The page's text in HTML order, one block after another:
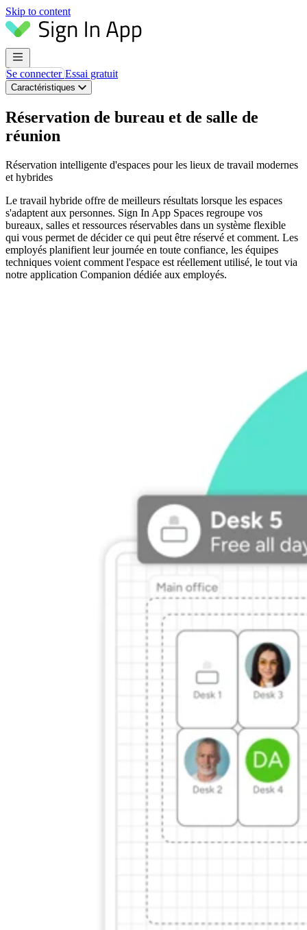
Skip to content
Se connecterEssai gratuit
Caractéristiques
Réservation de bureau et de salle de
réunion
Réservation intelligente d'espaces pour les lieux de travail modernes
et hybrides
Le travail hybride offre de meilleurs résultats lorsque les espaces
s'adaptent aux personnes. Sign In App Spaces regroupe vos
bureaux, salles et ressources réservables dans un système flexible
qui vous permet de décider ce qui peut être réservé et comment. Les
employés planifient leur journée en toute confiance, les équipes
techniques voient comment l'espace est réellement utilisé, le tout via
notre application Companion dédiée aux employés.